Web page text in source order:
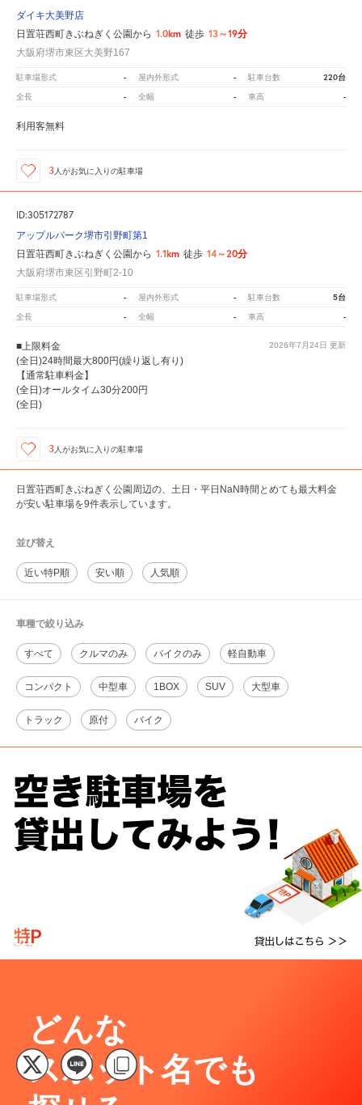
ダイキ大美野店
日置荘西町きぶねぎく公園から 1.0km 徒歩 13～19分
大阪府堺市東区大美野167
駐車場形式 - 屋内外形式 - 駐車台数 220台
全長 - 全幅 - 車高 -
利用客無料
3 人がお気に入りの駐車場
ID:305172787
アップルパーク堺市引野町第1
日置荘西町きぶねぎく公園から 1.1km 徒歩 14～20分
大阪府堺市東区引野町2-10
駐車場形式 - 屋内外形式 - 駐車台数 5台
全長 - 全幅 - 車高 -
2026年7月24日 更新
■上限料金
(全日)24時間最大800円(繰り返し有り)
【通常駐車料金】
(全日)オールタイム30分200円
(全日)
3 人がお気に入りの駐車場
日置荘西町きぶねぎく公園周辺の、土日・平日NaN時間とめても最大料金
が安い駐車場を9件表示しています。
並び替え
近い特P順 安い順 人気順
車種で絞り込み
すべて クルマのみ バイクのみ 軽自動車
コンパクト 中型車 1BOX SUV 大型車
トラック 原付 バイク
どんな
スポット名でも